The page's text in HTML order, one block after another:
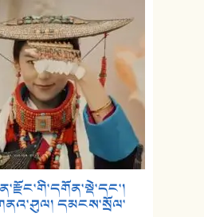
དམངས་སྲོལ་